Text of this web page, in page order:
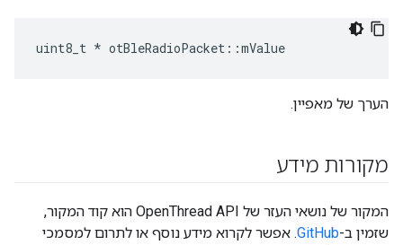
uint8_t * otBleRadioPacket ::mValue
הערך של מאפיין.
מקורות מידע
המקור של נושאי העזר של OpenThread API הוא קוד המקור,
שזמין ב-GitHub. אפשר לקרוא מידע נוסף או לתרום למסמכי